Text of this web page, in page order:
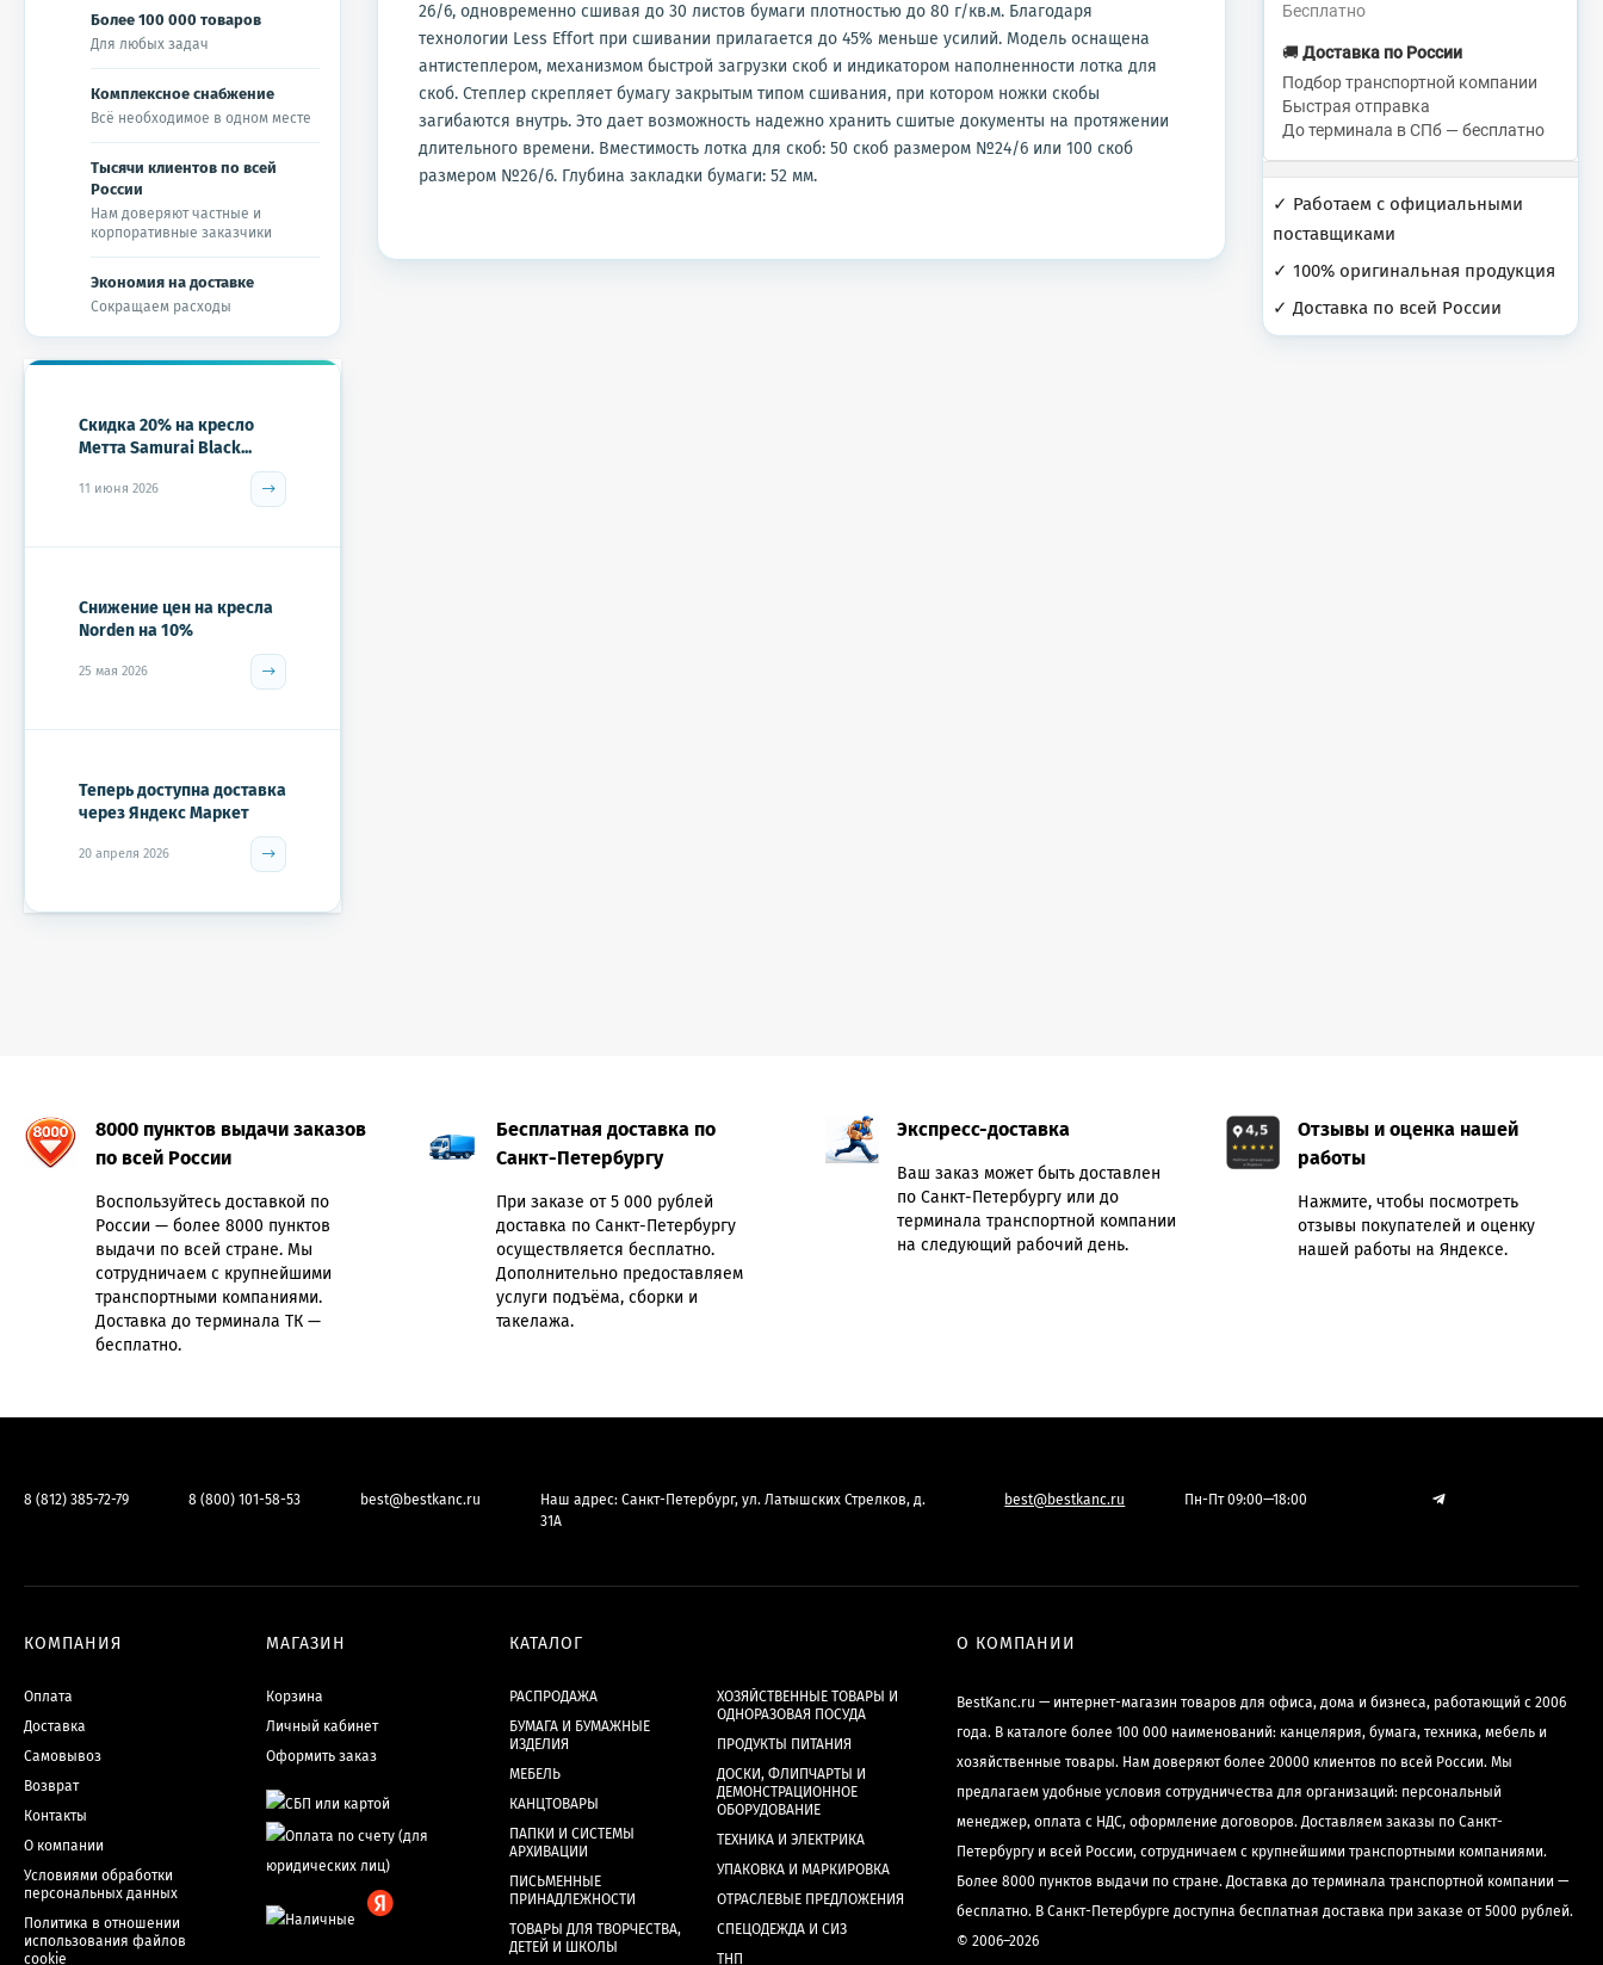
26/6, одновременно сшивая до 30 листов бумаги плотностью до 80 г/кв.м. Благодаря
технологии Less Effort при сшивании прилагается до 45% меньше усилий. Модель оснащена
антистеплером, механизмом быстрой загрузки скоб и индикатором наполненности лотка для
скоб. Степлер скрепляет бумагу закрытым типом сшивания, при котором ножки скобы
загибаются внутрь. Это дает возможность надежно хранить сшитые документы на протяжении
длительного времени. Вместимость лотка для скоб: 50 скоб размером №24/6 или 100 скоб
размером №26/6. Глубина закладки бумаги: 52 мм.
Бесплатно
🚚 Доставка по России
Подбор транспортной компании
Быстрая отправка
До терминала в СПб — бесплатно
✓ Работаем с официальными
поставщиками
✓ 100% оригинальная продукция
✓ Доставка по всей России
Более 100 000 товаров
Для любых задач
Комплексное снабжение
Всё необходимое в одном месте
Тысячи клиентов по всей
России
Нам доверяют частные и
корпоративные заказчики
Экономия на доставке
Сокращаем расходы
Скидка 20% на кресло
Метта Samurai Black...
11 июня 2026
Снижение цен на кресла
Norden на 10%
25 мая 2026
Теперь доступна доставка
через Яндекс Маркет
20 апреля 2026
8000 пунктов выдачи заказов
по всей России
Воспользуйтесь доставкой по
России — более 8000 пунктов
выдачи по всей стране. Мы
сотрудничаем с крупнейшими
транспортными компаниями.
Доставка до терминала ТК —
бесплатно.
Бесплатная доставка по
Санкт-Петербургу
При заказе от 5 000 рублей
доставка по Санкт-Петербургу
осуществляется бесплатно.
Дополнительно предоставляем
услуги подъёма, сборки и
такелажа.
Экспресс-доставка
Ваш заказ может быть доставлен
по Санкт-Петербургу или до
терминала транспортной компании
на следующий рабочий день.
Отзывы и оценка нашей
работы
Нажмите, чтобы посмотреть
отзывы покупателей и оценку
нашей работы на Яндексе.
8 (812) 385-72-79 8 (800) 101-58-53 best@bestkanc.ru
Наш адрес: Санкт-Петербург, ул. Латышских Стрелков, д.
31А
best@bestkanc.ru Пн-Пт 09:00—18:00
КОМПАНИЯ
Оплата
Доставка
Самовывоз
Возврат
Контакты
О компании
Условиями обработки
персональных данных
Политика в отношении
использования файлов
cookie
МАГАЗИН
Корзина
Личный кабинет
Оформить заказ
КАТАЛОГ
РАСПРОДАЖА
БУМАГА И БУМАЖНЫЕ
ИЗДЕЛИЯ
МЕБЕЛЬ
КАНЦТОВАРЫ
ПАПКИ И СИСТЕМЫ
АРХИВАЦИИ
ПИСЬМЕННЫЕ
ПРИНАДЛЕЖНОСТИ
ТОВАРЫ ДЛЯ ТВОРЧЕСТВА,
ДЕТЕЙ И ШКОЛЫ
ХОЗЯЙСТВЕННЫЕ ТОВАРЫ И
ОДНОРАЗОВАЯ ПОСУДА
ПРОДУКТЫ ПИТАНИЯ
ДОСКИ, ФЛИПЧАРТЫ И
ДЕМОНСТРАЦИОННОЕ
ОБОРУДОВАНИЕ
ТЕХНИКА И ЭЛЕКТРИКА
УПАКОВКА И МАРКИРОВКА
ОТРАСЛЕВЫЕ ПРЕДЛОЖЕНИЯ
СПЕЦОДЕЖДА И СИЗ
ТНП
О КОМПАНИИ
BestKanc.ru — интернет-магазин товаров для офиса, дома и бизнеса, работающий с 2006
года. В каталоге более 100 000 наименований: канцелярия, бумага, техника, мебель и
хозяйственные товары. Нам доверяют более 20000 клиентов по всей России. Мы
предлагаем удобные условия сотрудничества для организаций: персональный
менеджер, оплата с НДС, оформление договоров. Доставляем заказы по Санкт-
Петербургу и всей России, сотрудничаем с крупнейшими транспортными компаниями.
Более 8000 пунктов выдачи по стране. Доставка до терминала транспортной компании —
бесплатно. В Санкт-Петербурге доступна бесплатная доставка при заказе от 5000 рублей.
© 2006–2026